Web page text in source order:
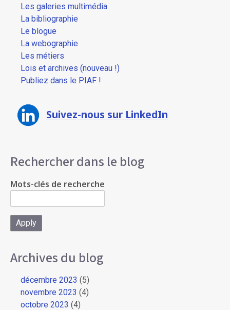
Les galeries multimédia
La bibliographie
Le blogue
La webographie
Les métiers
Lois et archives (nouveau !)
Publiez dans le PIAF !
Suivez-nous sur LinkedIn
Rechercher dans le blog
Mots-clés de recherche
Archives du blog
décembre 2023 (5)
novembre 2023 (4)
octobre 2023 (4)